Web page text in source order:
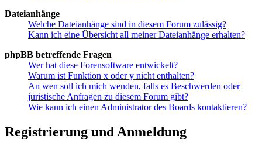
Dateianhänge
Welche Dateianhänge sind in diesem Forum zulässig?
Kann ich eine Übersicht all meiner Dateianhänge erhalten?
phpBB betreffende Fragen
Wer hat diese Forensoftware entwickelt?
Warum ist Funktion x oder y nicht enthalten?
An wen soll ich mich wenden, falls es Beschwerden oder
juristische Anfragen zu diesem Forum gibt?
Wie kann ich einen Administrator des Boards kontaktieren?
Registrierung und Anmeldung